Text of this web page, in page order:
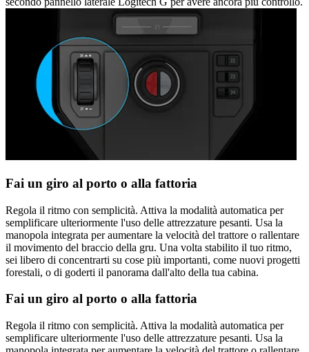
Fai un giro al porto o alla fattoria
Regola il ritmo con semplicità. Attiva la modalità automatica per
semplificare ulteriormente l'uso delle attrezzature pesanti. Usa la
manopola integrata per aumentare la velocità del trattore o rallentare
il movimento del braccio della gru. Una volta stabilito il tuo ritmo,
sei libero di concentrarti su cose più importanti, come nuovi progetti
forestali, o di goderti il panorama dall'alto della tua cabina.
Fai un giro al porto o alla fattoria
Regola il ritmo con semplicità. Attiva la modalità automatica per
semplificare ulteriormente l'uso delle attrezzature pesanti. Usa la